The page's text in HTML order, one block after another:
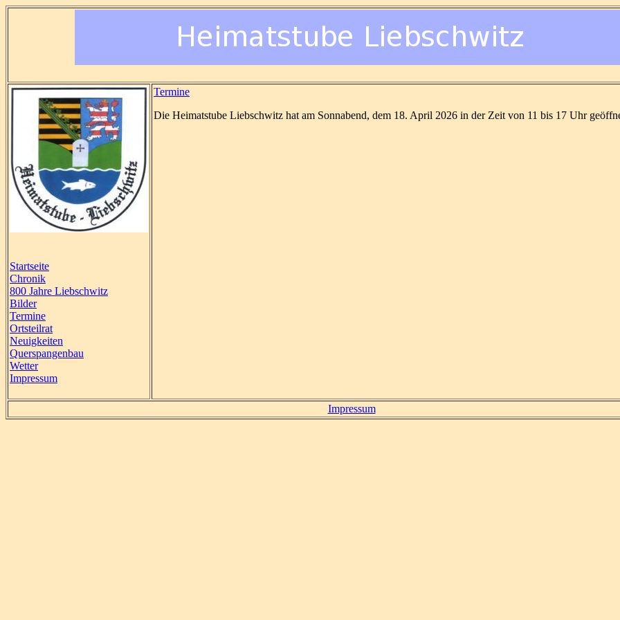
Startseite
Chronik
800 Jahre Liebschwitz
Bilder
Termine
Ortsteilrat
Neuigkeiten
Querspangenbau
Wetter
Impressum
Termine
Die Heimatstube Liebschwitz hat am Sonnabend, dem 18. April 2026 in der Zeit von 11 bis 17 Uhr
Impressum